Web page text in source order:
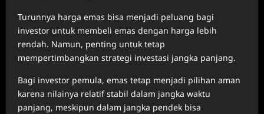
Turunnya harga emas bisa menjadi peluang bagi
investor untuk membeli emas dengan harga lebih
rendah. Namun, penting untuk tetap
mempertimbangkan strategi investasi jangka panjang.
Bagi investor pemula, emas tetap menjadi pilihan aman
karena nilainya relatif stabil dalam jangka waktu
panjang, meskipun dalam jangka pendek bisa